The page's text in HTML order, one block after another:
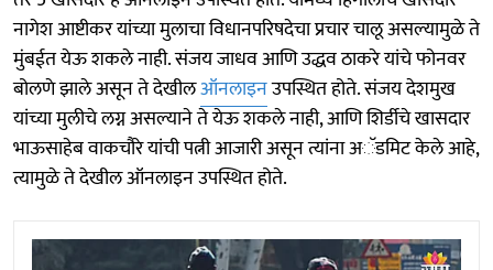
नागेश आष्टीकर यांच्या मुलाचा विधानपरिषदेचा प्रचार चालू असल्यामुळे ते
मुंबईत येऊ शकले नाही. संजय जाधव आणि उद्धव ठाकरे यांचे फोनवर
बोलणे झाले असून ते देखीलऑनलाइनउपस्थित होते. संजय देशमुख
यांच्या मुलीचे लग्न असल्याने ते येऊ शकले नाही, आणि शिर्डीचे खासदार
भाऊसाहेब वाकचौरे यांची पत्नी आजारी असून त्यांना अॅडमिट केले आहे,
त्यामुळे ते देखील ऑनलाइन उपस्थित होते.